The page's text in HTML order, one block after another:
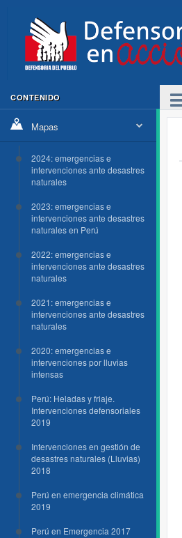
CONTENIDO
Mapas
2024: emergencias e
intervenciones ante desastres
naturales
2023: emergencias e
intervenciones ante desastres
naturales en Perú
2022: emergencias e
intervenciones ante desastres
naturales
2021: emergencias e
intervenciones ante desastres
naturales
2020: emergencias e
intervenciones por lluvias
intensas
Perú: Heladas y friaje.
Intervenciones defensoriales
2019
Intervenciones en gestión de
desastres naturales (Lluvias)
2018
Perú en emergencia climática
2019
Perú en Emergencia 2017